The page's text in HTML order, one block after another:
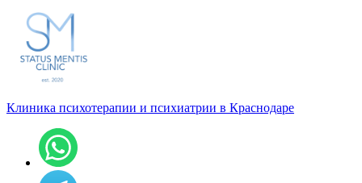
Клиника психотерапии и психиатрии в Краснодаре